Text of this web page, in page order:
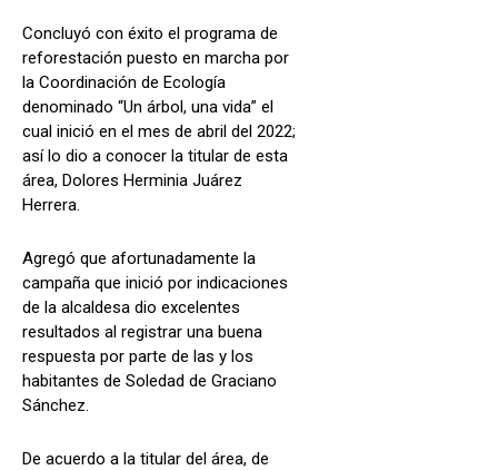
Concluyó con éxito el programa de
reforestación puesto en marcha por
la Coordinación de Ecología
denominado “Un árbol, una vida” el
cual inició en el mes de abril del 2022;
así lo dio a conocer la titular de esta
área, Dolores Herminia Juárez
Herrera.
Agregó que afortunadamente la
campaña que inició por indicaciones
de la alcaldesa dio excelentes
resultados al registrar una buena
respuesta por parte de las y los
habitantes de Soledad de Graciano
Sánchez.
De acuerdo a la titular del área, de